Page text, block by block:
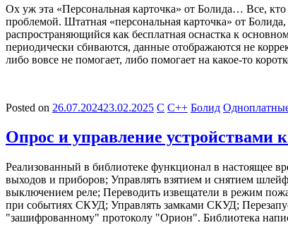
Ох уж эта «Персональная карточка» от Болида… Все, кто
проблемой. Штатная «персональная карточка» от
распространяющийся как бесплатная оснастка к
периодически сбиваются, данные отображаются не
либо вовсе не помогает, либо помогает на какое-то
Posted on 26.07.202423.02.2025 C C++ Болид
Опрос и управление устройствами
Реализованный в библиотеке функционал в настоящее
выходов и приборов; Управлять взятием и снятием
выключением реле; Переводить извещатели в режим
при событиях СКУД; Управлять замками СКУД;
"зашифрованному" протоколу "Орион". Библиотека